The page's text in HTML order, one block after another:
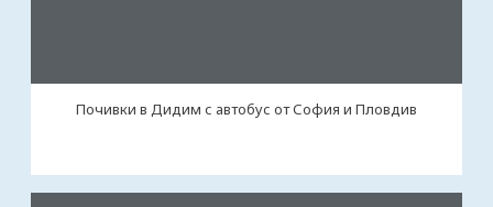
Почивки в Дидим с автобус от София и Пловдив